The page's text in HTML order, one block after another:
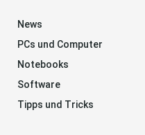
News
PCs und Computer
Notebooks
Software
Tipps und Tricks